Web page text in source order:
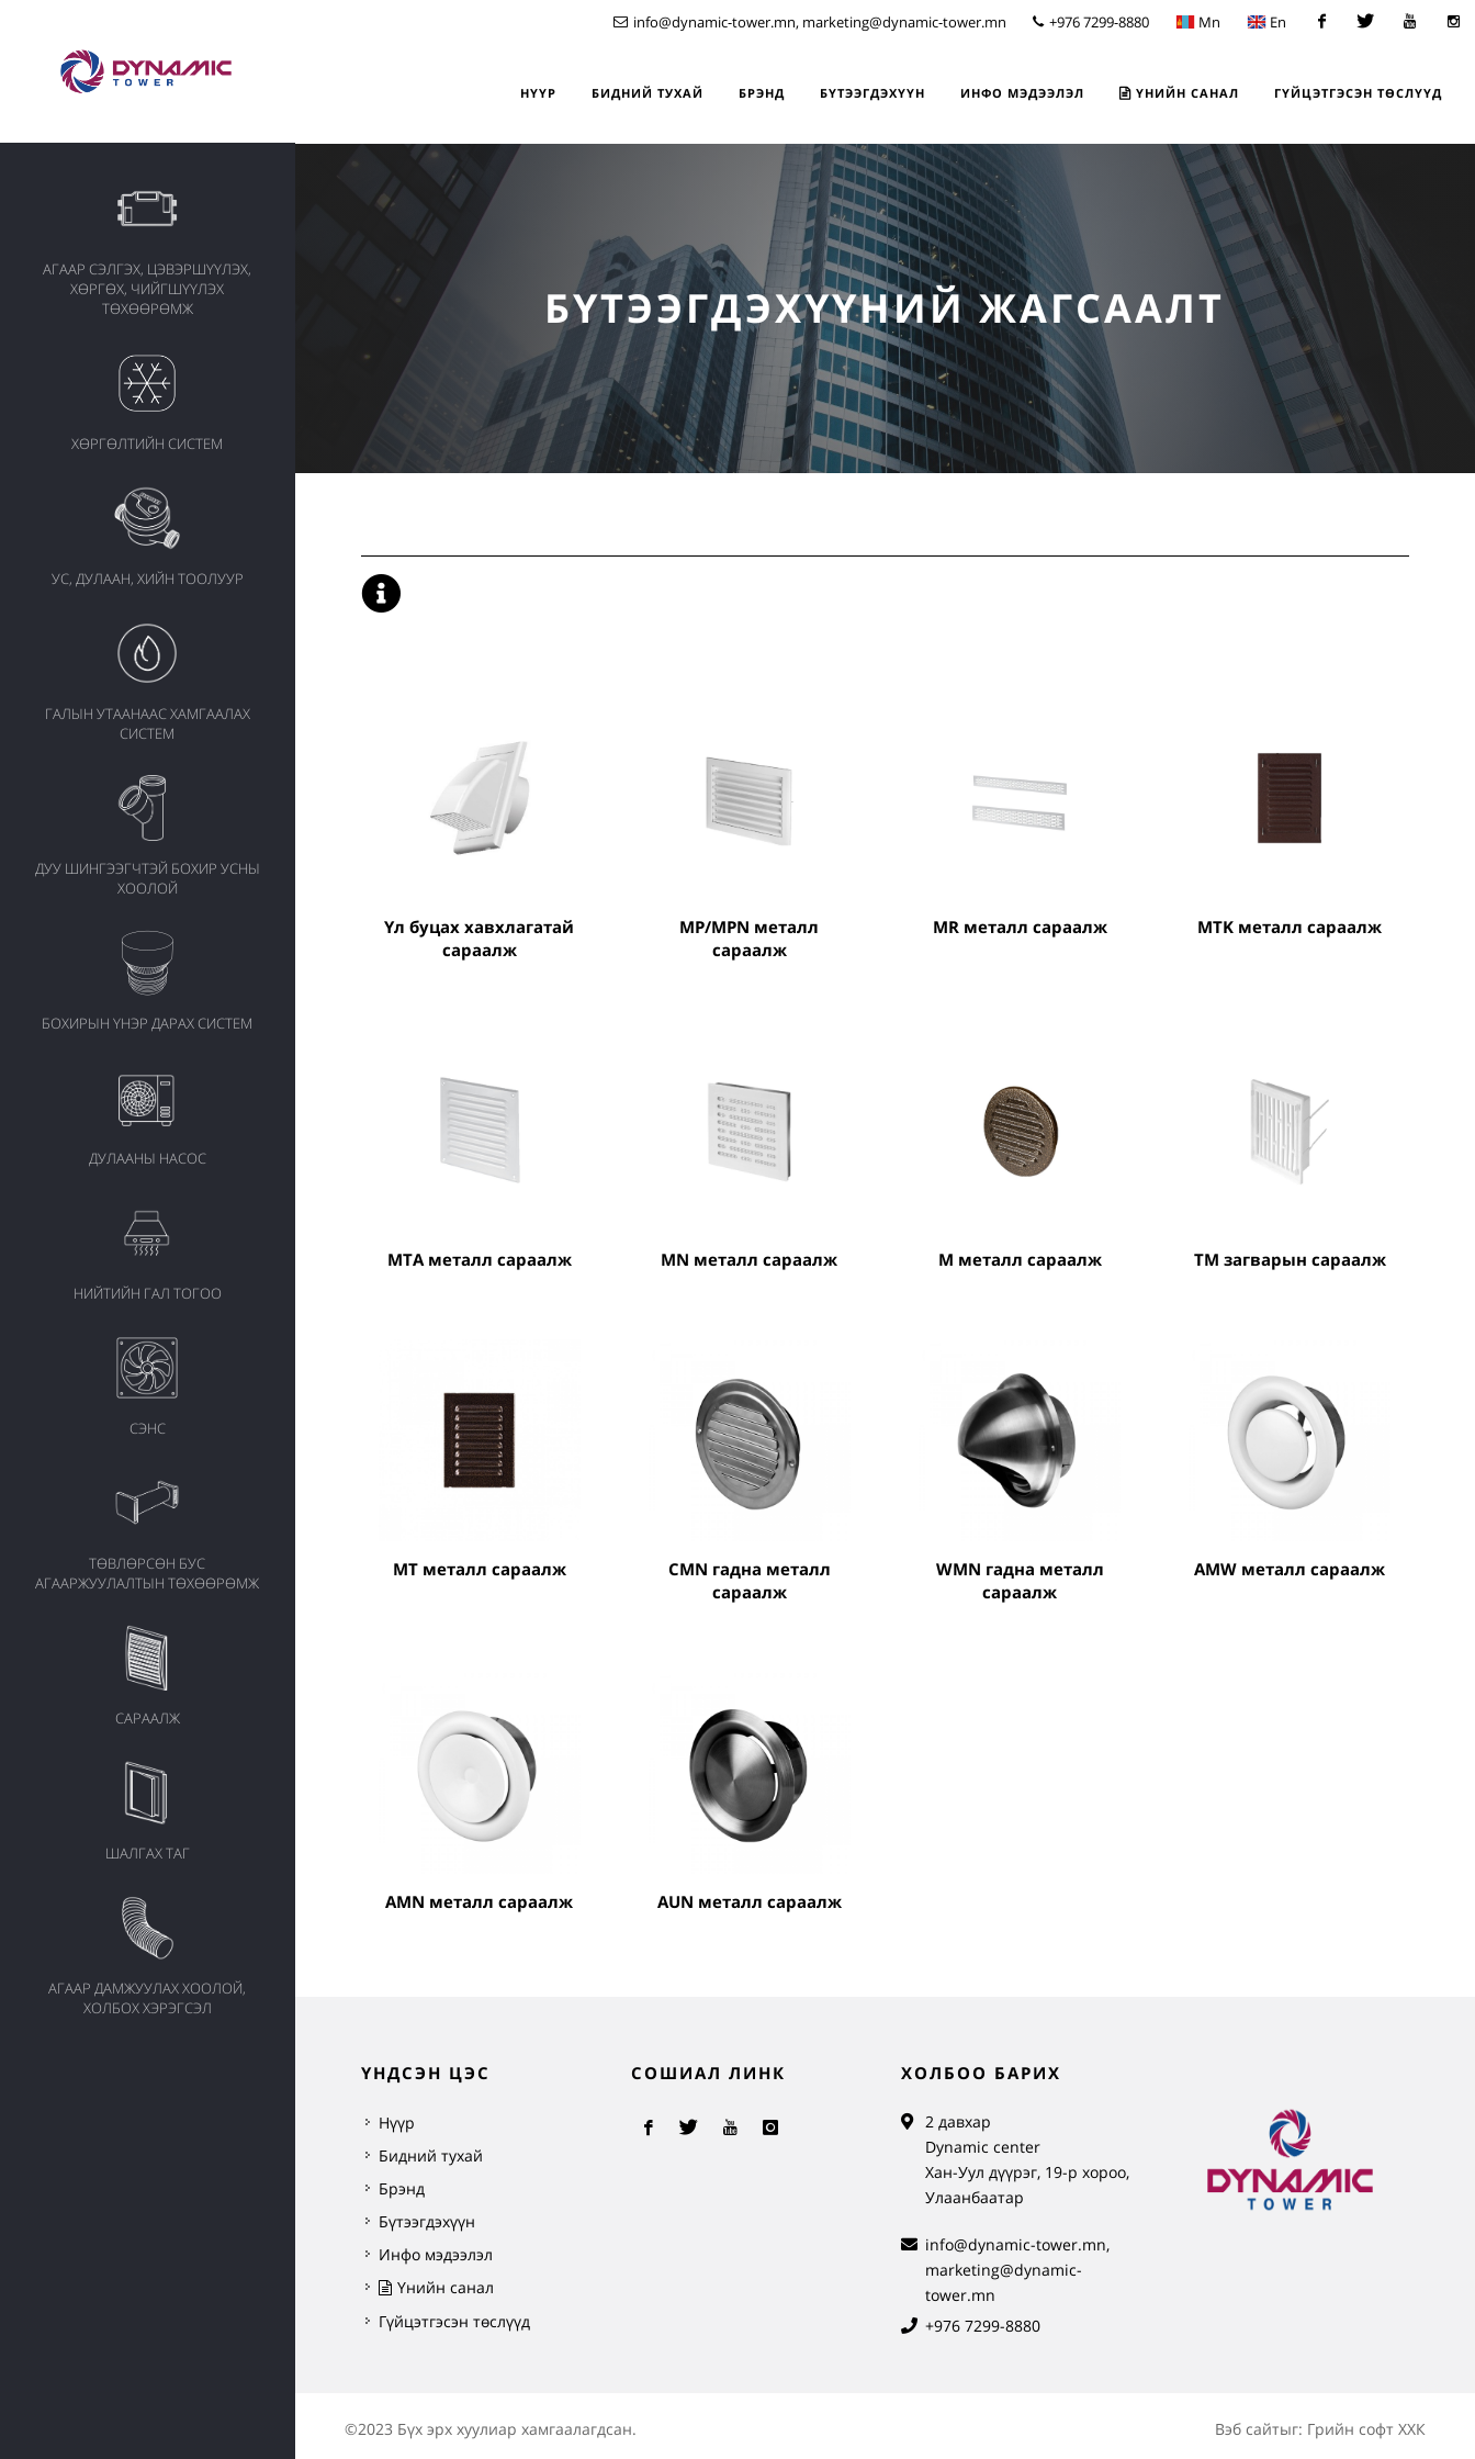
info@dynamic-tower.mn, marketing@dynamic-tower.mn +976 7299-8880 Mn En
НҮҮР БИДНИЙ ТУХАЙ БРЭНД БҮТЭЭГДЭХҮҮН ИНФО МЭДЭЭЛЭЛ ҮНИЙН САНАЛ ГҮЙЦЭТГЭСЭН ТӨСЛҮҮД
АГААР СЭЛГЭХ, ЦЭВЭРШҮҮЛЭХ,
ХӨРГӨХ, ЧИЙГШҮҮЛЭХ
ТӨХӨӨРӨМЖ
ХӨРГӨЛТИЙН СИСТЕМ
УС, ДУЛААН, ХИЙН ТООЛУУР
ГАЛЫН УТААНААС ХАМГААЛАХ
СИСТЕМ
ДУУ ШИНГЭЭГЧТЭЙ БОХИР УСНЫ
ХООЛОЙ
БОХИРЫН ҮНЭР ДАРАХ СИСТЕМ
ДУЛААНЫ НАСОС
НИЙТИЙН ГАЛ ТОГОО
СЭНС
ТӨВЛӨРСӨН БУС
АГААРЖУУЛАЛТЫН ТӨХӨӨРӨМЖ
САРААЛЖ
ШАЛГАХ ТАГ
АГААР ДАМЖУУЛАХ ХООЛОЙ,
ХОЛБОХ ХЭРЭГСЭЛ
БҮТЭЭГДЭХҮҮНИЙ ЖАГСААЛТ
Үл буцах хавхлагатай
сараалж
MP/MPN металл
сараалж
MR металл сараалж MTK металл сараалж
MTA металл сараалж MN металл сараалж M металл сараалж TM загварын сараалж
MT металл сараалж
CMN гадна металл
сараалж
WMN гадна металл
сараалж
AMW металл сараалж
AMN металл сараалж AUN металл сараалж
ҮНДСЭН ЦЭС
Нүүр
Бидний тухай
Брэнд
Бүтээгдэхүүн
Инфо мэдээлэл
Үнийн санал
Гүйцэтгэсэн төслүүд
СОШИАЛ ЛИНК ХОЛБОО БАРИХ
2 давхар
Dynamic center
Хан-Уул дүүрэг, 19-р хороо,
Улаанбаатар
info@dynamic-tower.mn,
marketing@dynamic-
tower.mn
+976 7299-8880
©2023 Бүх эрх хуулиар хамгаалагдсан. Вэб сайтыг: Грийн софт ХХК